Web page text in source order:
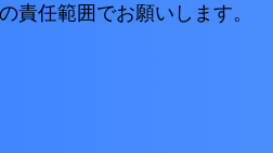
責任範囲でお願いします。